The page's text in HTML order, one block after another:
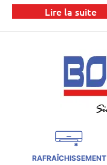
Lire la suite
RAFRAÎCHISSEMENT